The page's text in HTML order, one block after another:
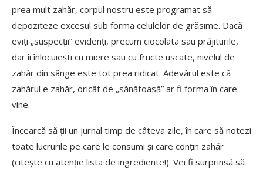
prea mult zahăr, corpul nostru este programat să
depoziteze excesul sub forma celulelor de grăsime. Dacă
eviți „suspecții” evidenți, precum ciocolata sau prăjiturile,
dar îi înlocuiești cu miere sau cu fructe uscate, nivelul de
zahăr din sânge este tot prea ridicat. Adevărul este că
zahărul e zahăr, oricât de „sănătoasă” ar fi forma în care
vine.
Încearcă să ții un jurnal timp de câteva zile, în care să notezi
toate lucrurile pe care le consumi și care conțin zahăr
(citește cu atenție lista de ingrediente!). Vei fi surprinsă să